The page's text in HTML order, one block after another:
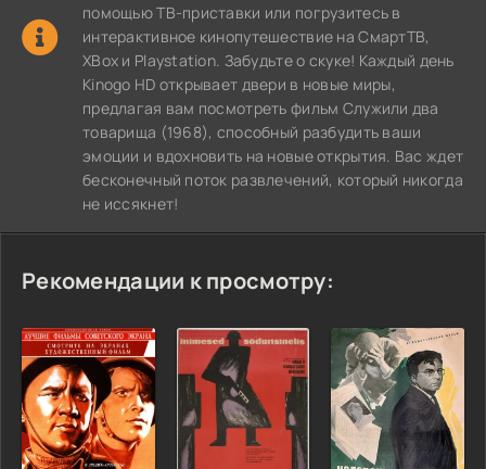
помощью ТВ-приставки или погрузитесь в
интерактивное кинопутешествие на СмартТВ,
XBox и Playstation. Забудьте о скуке! Каждый день
Kinogo HD открывает двери в новые миры,
предлагая вам посмотреть фильм Служили два
товарища (1968), способный разбудить ваши
эмоции и вдохновить на новые открытия. Вас ждет
бесконечный поток развлечений, который никогда
не иссякнет!
Рекомендации к просмотру: